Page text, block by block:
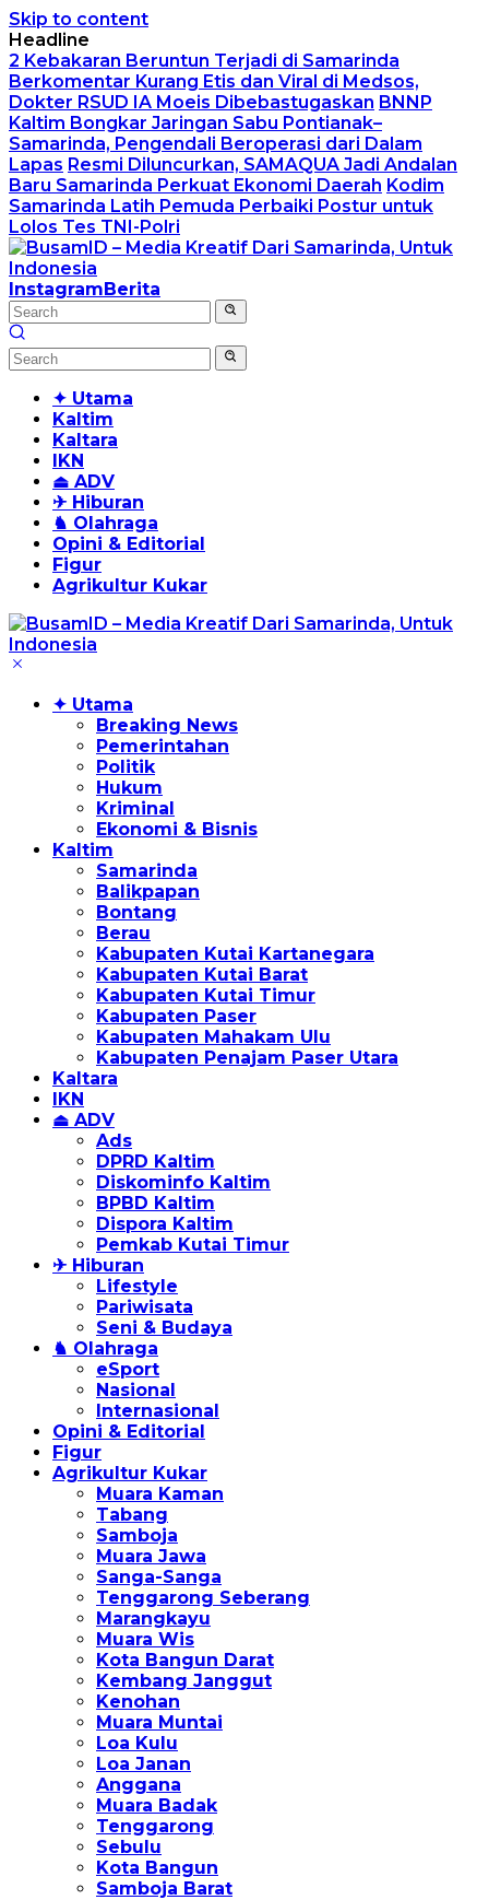
Skip to content
Headline
2 Kebakaran Beruntun Terjadi di Samarinda
Berkomentar Kurang Etis dan Viral di Medsos,
Dokter RSUD IA Moeis Dibebastugaskan BNNP
Kaltim Bongkar Jaringan Sabu Pontianak–
Samarinda, Pengendali Beroperasi dari Dalam
Lapas Resmi Diluncurkan, SAMAQUA Jadi Andalan
Baru Samarinda Perkuat Ekonomi Daerah Kodim
Samarinda Latih Pemuda Perbaiki Postur untuk
Lolos Tes TNI-Polri
InstagramBerita
✦ Utama
Kaltim
Kaltara
IKN
⏏ ADV
✈ Hiburan
♞ Olahraga
Opini & Editorial
Figur
Agrikultur Kukar
✦ Utama
Breaking News
Pemerintahan
Politik
Hukum
Kriminal
Ekonomi & Bisnis
Kaltim
Samarinda
Balikpapan
Bontang
Berau
Kabupaten Kutai Kartanegara
Kabupaten Kutai Barat
Kabupaten Kutai Timur
Kabupaten Paser
Kabupaten Mahakam Ulu
Kabupaten Penajam Paser Utara
Kaltara
IKN
⏏ ADV
Ads
DPRD Kaltim
Diskominfo Kaltim
BPBD Kaltim
Dispora Kaltim
Pemkab Kutai Timur
✈ Hiburan
Lifestyle
Pariwisata
Seni & Budaya
♞ Olahraga
eSport
Nasional
Internasional
Opini & Editorial
Figur
Agrikultur Kukar
Muara Kaman
Tabang
Samboja
Muara Jawa
Sanga-Sanga
Tenggarong Seberang
Marangkayu
Muara Wis
Kota Bangun Darat
Kembang Janggut
Kenohan
Muara Muntai
Loa Kulu
Loa Janan
Anggana
Muara Badak
Tenggarong
Sebulu
Kota Bangun
Samboja Barat